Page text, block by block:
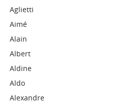
Aglietti
Aimé
Alain
Albert
Aldine
Aldo
Alexandre